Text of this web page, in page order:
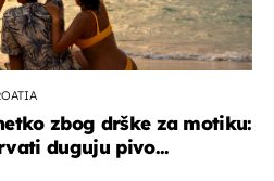
zbog drške za motiku:
duguju pivo...